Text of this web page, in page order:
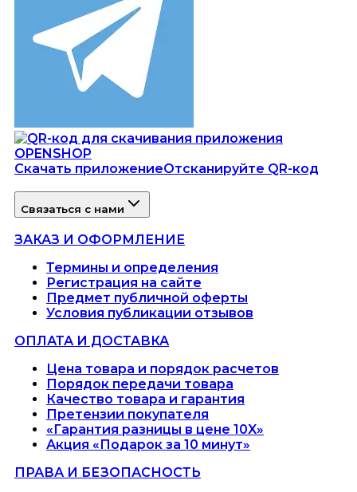
Скачать приложениеОтсканируйте QR-код
Связаться с нами
ЗАКАЗ И ОФОРМЛЕНИЕ
Термины и определения
Регистрация на сайте
Предмет публичной оферты
Условия публикации отзывов
ОПЛАТА И ДОСТАВКА
Цена товара и порядок расчетов
Порядок передачи товара
Качество товара и гарантия
Претензии покупателя
«Гарантия разницы в цене 10X»
Акция «Подарок за 10 минут»
ПРАВА И БЕЗОПАСНОСТЬ